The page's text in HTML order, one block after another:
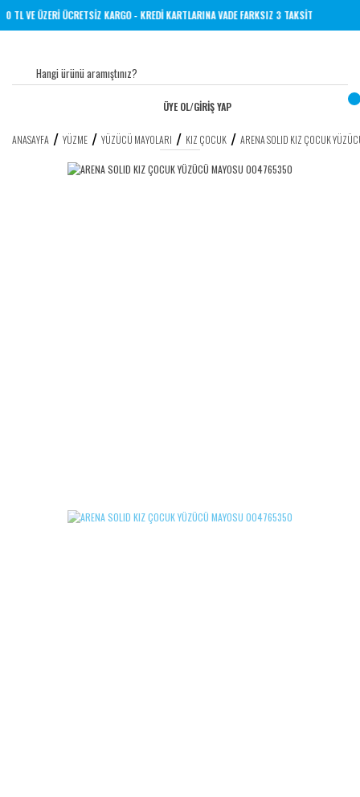
YERİNE 1000 TL VE ÜZERİ ÜCRETSİZ KARGO - KREDİ KARTLARINA VADE FARKSIZ 3
ÜYE OL/GİRİŞ YAP
ANASAYFA YÜZME YÜZÜCÜ MAYOLARI KIZ ÇOCUK ARENA SOLID KIZ ÇOCUK